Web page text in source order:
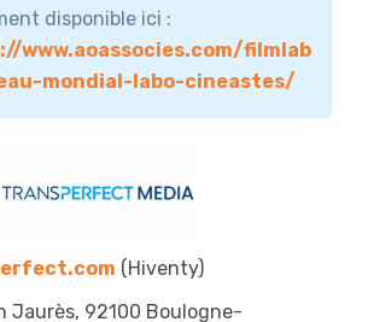
disponible ici :
www.aoassocies.com/filmlab
mondial-labo-cineastes/
(Hiventy)
Jaurès, 92100 Boulogne-